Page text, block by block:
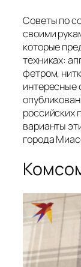
Советы по
своими
которые
техниках:
фетром,
интересные
российских
варианты
города